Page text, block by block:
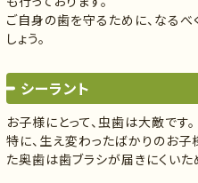
ご自身の歯を守るために、なる
しょう。
シーラント
お子様にとって、虫歯は大敵です。
特に、生え変わったばかりのお
た奥歯は歯ブラシが届きにくいた